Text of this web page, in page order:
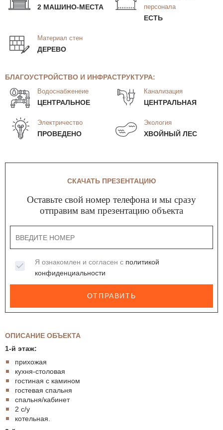
2 МАШИНО-МЕСТА
персонала
ЕСТЬ
Материал стен
ДЕРЕВО
БЛАГОУСТРОЙСТВО И ИНФРАСТРУКТУРА:
Водоснабженеие
ЦЕНТРАЛЬНОЕ
Канализация
ЦЕНТРАЛЬНАЯ
Электричество
ПРОВЕДЕНО
Экология
ХВОЙНЫЙ ЛЕС
ОПИСАНИЕ ОБЪЕКТА
1-й этаж:
прихожая
кухня-столовая
гостиная с камином
гостевая спальня
спальня/кабинет
2 с/у
котельная.
СКАЧАТЬ ПРЕЗЕНТАЦИЮ
Оставьте свой номер телефона и мы сразу
отправим вам презентацию объекта
Я ознакомлен и согласен с политикой
конфиденциальности
ОТПРАВИТЬ